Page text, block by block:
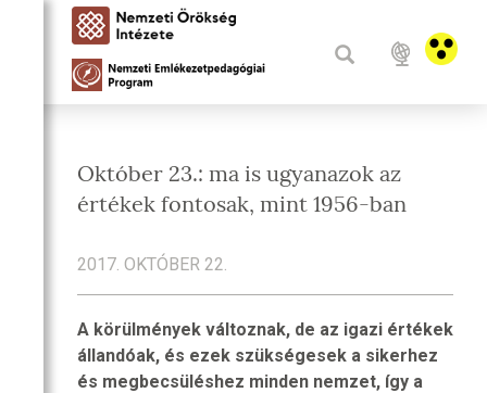
Október 23.: ma is ugyanazok az
értékek fontosak, mint 1956-ban
2017. OKTÓBER 22.
A körülmények változnak, de az igazi értékek
állandóak, és ezek szükségesek a sikerhez
és megbecsüléshez minden nemzet, így a